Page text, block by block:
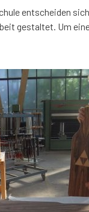
entscheiden
gestaltet. Um